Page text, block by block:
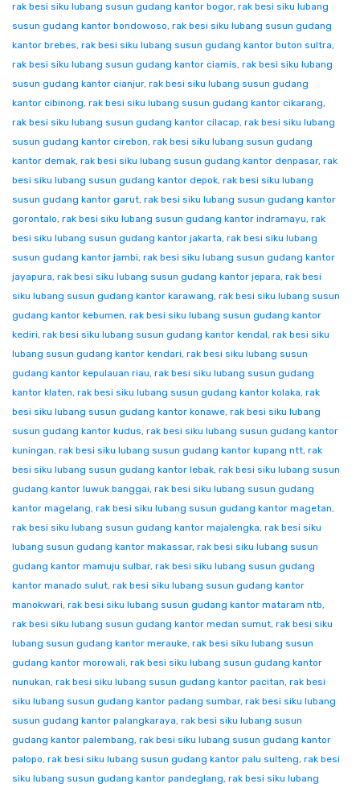
rak besi siku lubang susun gudang kantor bogor, rak besi siku lubang
susun gudang kantor bondowoso, rak besi siku lubang susun gudang
kantor brebes, rak besi siku lubang susun gudang kantor buton sultra,
rak besi siku lubang susun gudang kantor ciamis, rak besi siku lubang
susun gudang kantor cianjur, rak besi siku lubang susun gudang
kantor cibinong, rak besi siku lubang susun gudang kantor cikarang,
rak besi siku lubang susun gudang kantor cilacap, rak besi siku lubang
susun gudang kantor cirebon, rak besi siku lubang susun gudang
kantor demak, rak besi siku lubang susun gudang kantor denpasar, rak
besi siku lubang susun gudang kantor depok, rak besi siku lubang
susun gudang kantor garut, rak besi siku lubang susun gudang kantor
gorontalo, rak besi siku lubang susun gudang kantor indramayu, rak
besi siku lubang susun gudang kantor jakarta, rak besi siku lubang
susun gudang kantor jambi, rak besi siku lubang susun gudang kantor
jayapura, rak besi siku lubang susun gudang kantor jepara, rak besi
siku lubang susun gudang kantor karawang, rak besi siku lubang susun
gudang kantor kebumen, rak besi siku lubang susun gudang kantor
kediri, rak besi siku lubang susun gudang kantor kendal, rak besi siku
lubang susun gudang kantor kendari, rak besi siku lubang susun
gudang kantor kepulauan riau, rak besi siku lubang susun gudang
kantor klaten, rak besi siku lubang susun gudang kantor kolaka, rak
besi siku lubang susun gudang kantor konawe, rak besi siku lubang
susun gudang kantor kudus, rak besi siku lubang susun gudang kantor
kuningan, rak besi siku lubang susun gudang kantor kupang ntt, rak
besi siku lubang susun gudang kantor lebak, rak besi siku lubang susun
gudang kantor luwuk banggai, rak besi siku lubang susun gudang
kantor magelang, rak besi siku lubang susun gudang kantor magetan,
rak besi siku lubang susun gudang kantor majalengka, rak besi siku
lubang susun gudang kantor makassar, rak besi siku lubang susun
gudang kantor mamuju sulbar, rak besi siku lubang susun gudang
kantor manado sulut, rak besi siku lubang susun gudang kantor
manokwari, rak besi siku lubang susun gudang kantor mataram ntb,
rak besi siku lubang susun gudang kantor medan sumut, rak besi siku
lubang susun gudang kantor merauke, rak besi siku lubang susun
gudang kantor morowali, rak besi siku lubang susun gudang kantor
nunukan, rak besi siku lubang susun gudang kantor pacitan, rak besi
siku lubang susun gudang kantor padang sumbar, rak besi siku lubang
susun gudang kantor palangkaraya, rak besi siku lubang susun
gudang kantor palembang, rak besi siku lubang susun gudang kantor
palopo, rak besi siku lubang susun gudang kantor palu sulteng, rak besi
siku lubang susun gudang kantor pandeglang, rak besi siku lubang